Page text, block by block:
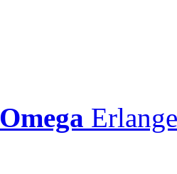
Omega